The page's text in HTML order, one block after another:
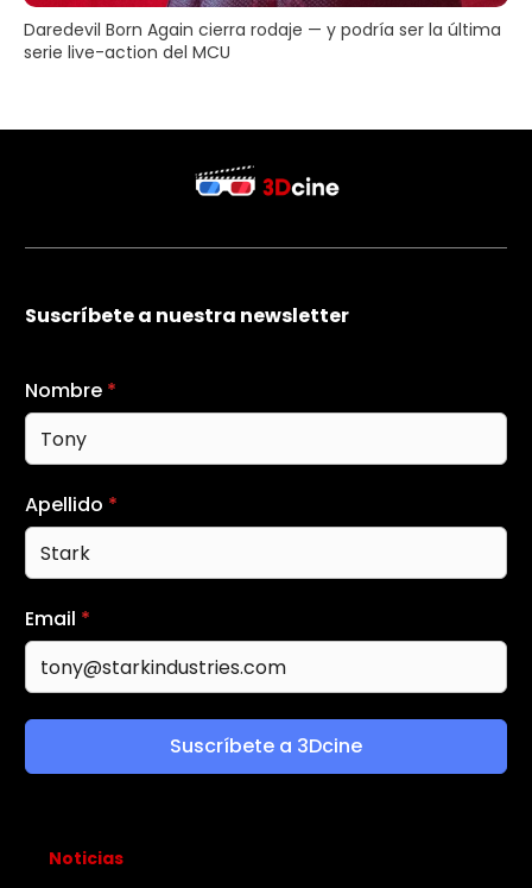
Daredevil Born Again cierra rodaje — y podría ser la última
serie live-action del MCU
Suscríbete a nuestra newsletter
Nombre *
Apellido *
Email *
Suscríbete a 3Dcine
Noticias